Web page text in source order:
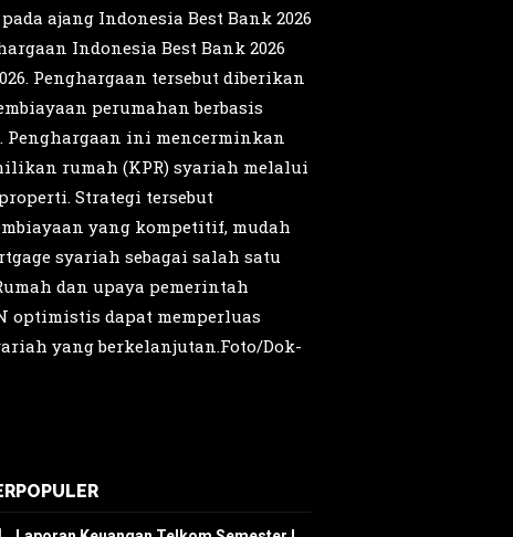
ajang Indonesia Best Bank 2026
Indonesia Best Bank 2026
Penghargaan tersebut diberikan
perumahan berbasis
Penghargaan ini mencerminkan
rumah (KPR) syariah melalui
Strategi tersebut
yang kompetitif, mudah
syariah sebagai salah satu
dan upaya pemerintah
optimistis dapat memperluas
yang berkelanjutan.Foto/Dok-